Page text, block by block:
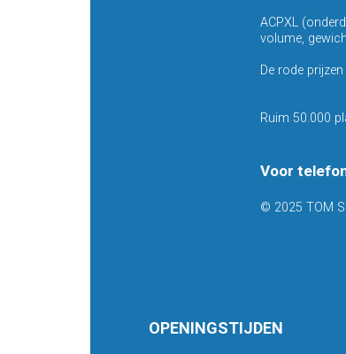
ACPXL
volume,
De rode
Ruim 50.000
Voor
© 2025 TOM
OPENINGSTIJDEN